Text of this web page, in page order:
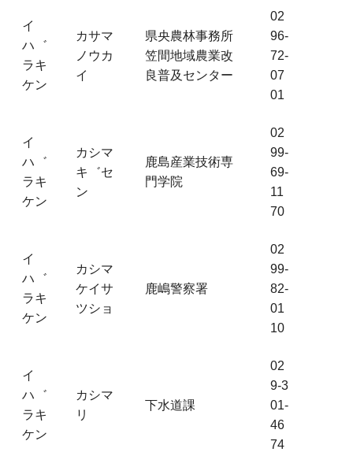
イ
ハ゛
ラキ
ケン
カサマ
ノウカ
イ
県央農林事務所
笠間地域農業改
良普及センター
02
96-
72-
07
01
イ
ハ゛
ラキ
ケン
カシマ
キ゛セ
ン
鹿島産業技術専
門学院
02
99-
69-
11
70
イ
ハ゛
ラキ
ケン
カシマ
ケイサ
ツショ
鹿嶋警察署
02
99-
82-
01
10
イ
ハ゛
ラキ
ケン
カシマ
リ
下水道課
02
9-3
01-
46
74